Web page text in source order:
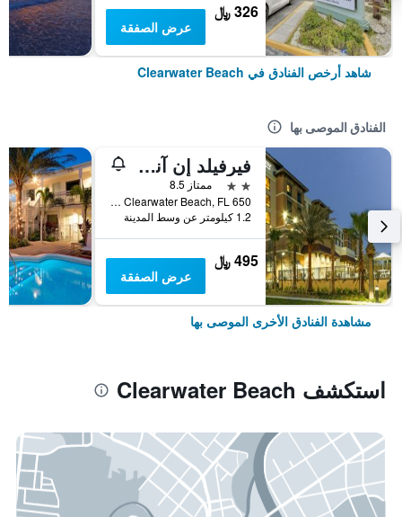
326 ﷼
عرض الصفقة
شاهد أرخص الفنادق في Clearwater Beach
الفنادق الموصى بها
فيرفيلد إن آند سويتس باي ماريوت كلير ووتر بيتش
2 نجمتين
ممتاز 8.5
650 Bay Esplanade, Clearwater Beach, FL, الولايات المتحدة الأميريكية
1.2 كيلومتر عن وسط المدينة
495 ﷼
عرض الصفقة
مشاهدة الفنادق الأخرى الموصى بها
استكشف Clearwater Beach